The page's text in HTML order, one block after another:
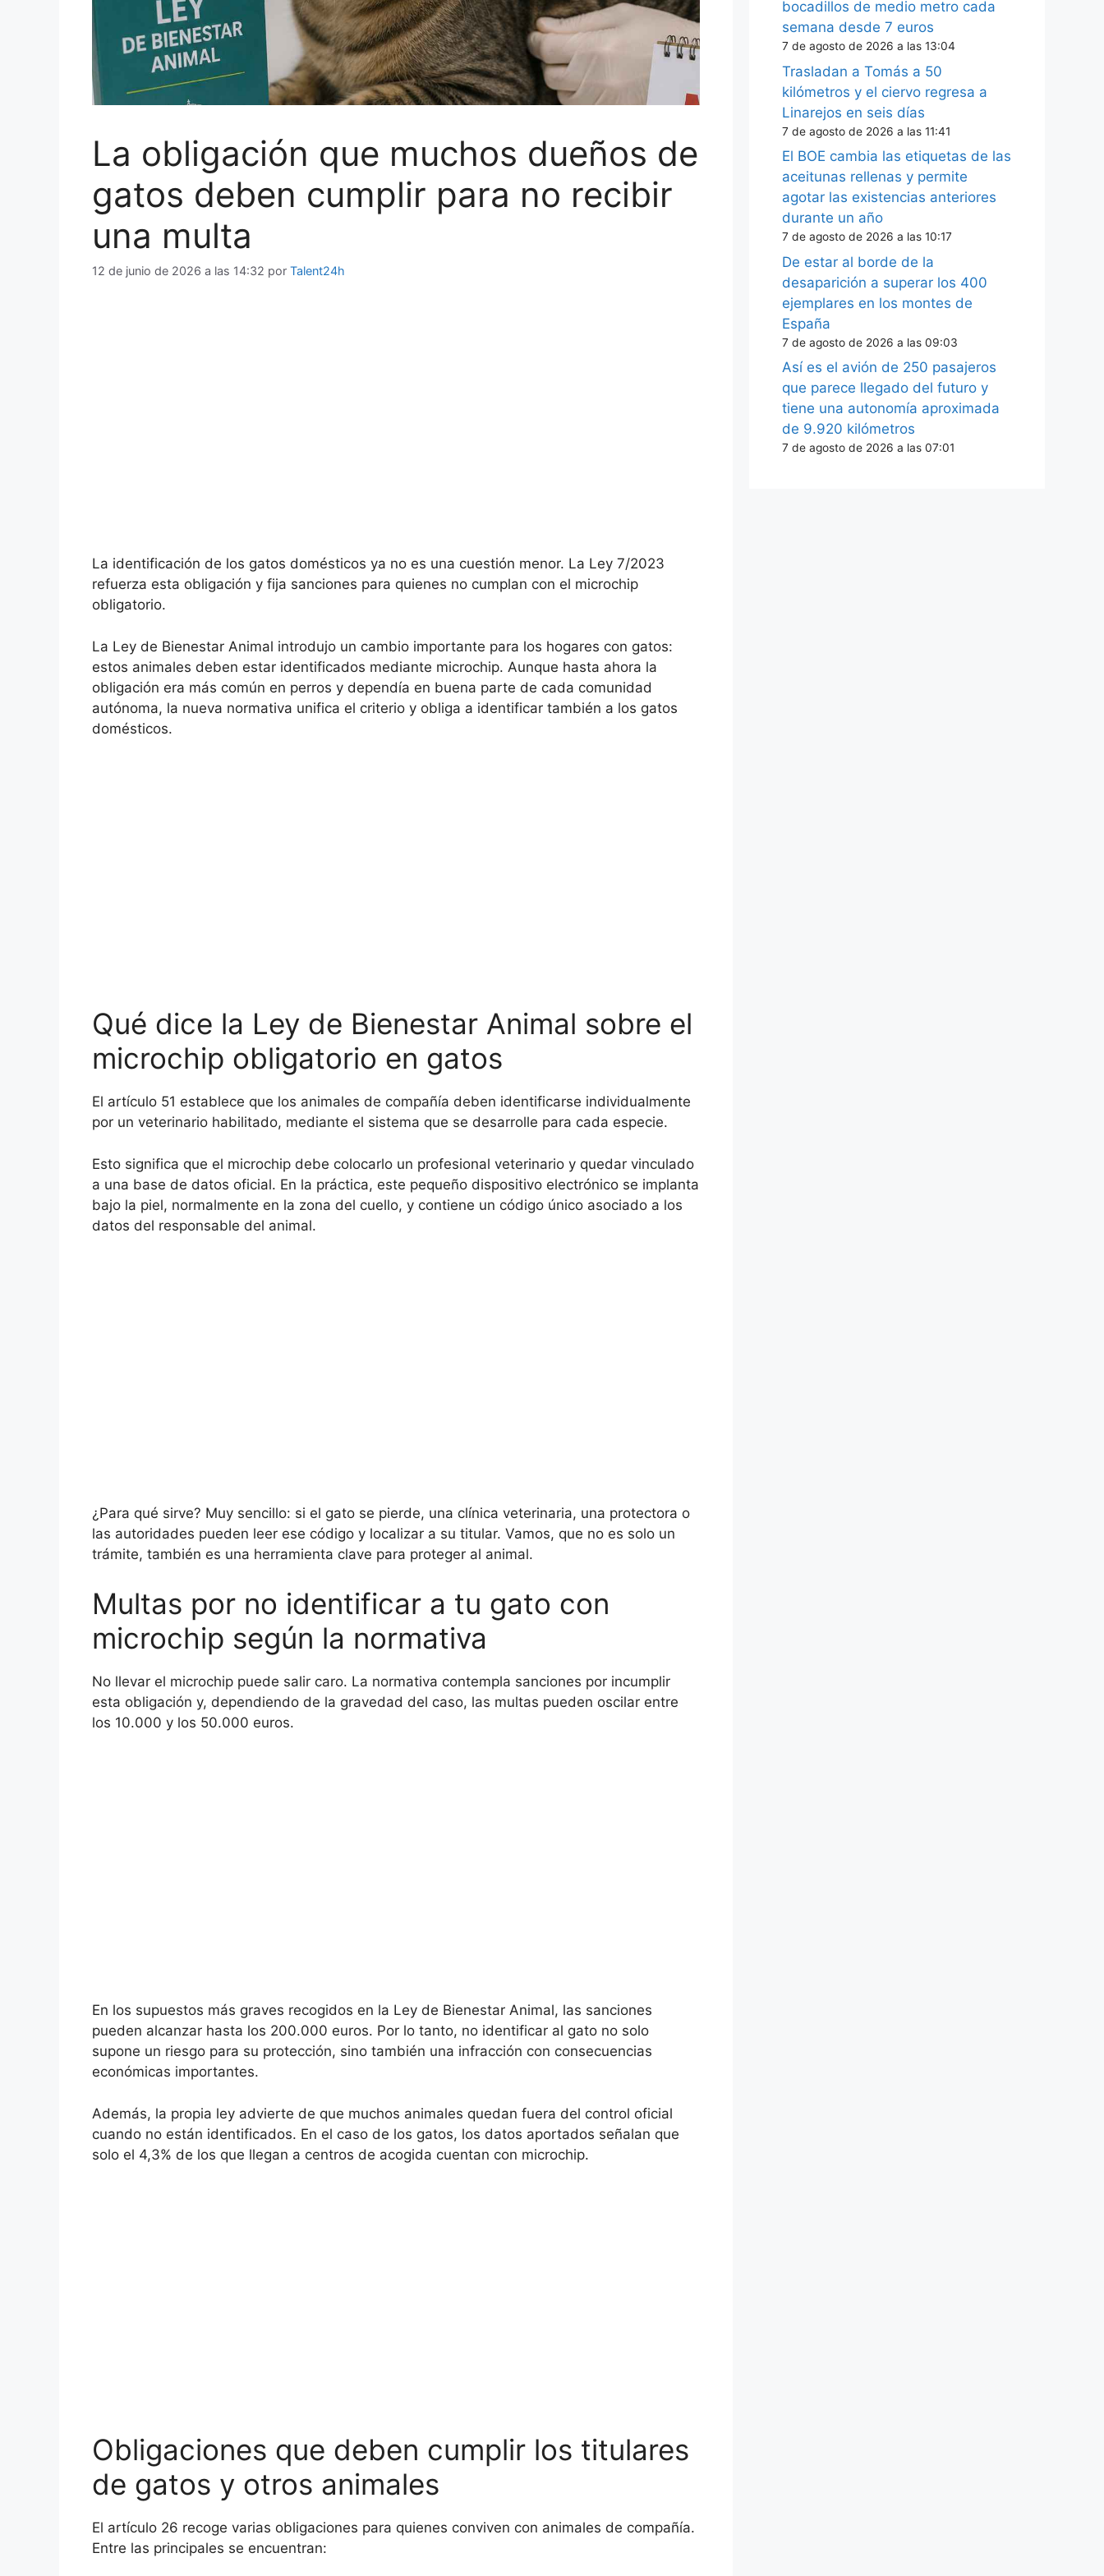
La obligación que muchos dueños de
gatos deben cumplir para no recibir
una multa
12 de junio de 2026 a las 14:32 por Talent24h
La identificación de los gatos domésticos ya no es una cuestión menor. La Ley 7/2023
refuerza esta obligación y fija sanciones para quienes no cumplan con el microchip
obligatorio.
La Ley de Bienestar Animal introdujo un cambio importante para los hogares con gatos:
estos animales deben estar identificados mediante microchip. Aunque hasta ahora la
obligación era más común en perros y dependía en buena parte de cada comunidad
autónoma, la nueva normativa unifica el criterio y obliga a identificar también a los gatos
domésticos.
Qué dice la Ley de Bienestar Animal sobre el
microchip obligatorio en gatos
El artículo 51 establece que los animales de compañía deben identificarse individualmente
por un veterinario habilitado, mediante el sistema que se desarrolle para cada especie.
Esto significa que el microchip debe colocarlo un profesional veterinario y quedar vinculado
a una base de datos oficial. En la práctica, este pequeño dispositivo electrónico se implanta
bajo la piel, normalmente en la zona del cuello, y contiene un código único asociado a los
datos del responsable del animal.
¿Para qué sirve? Muy sencillo: si el gato se pierde, una clínica veterinaria, una protectora o
las autoridades pueden leer ese código y localizar a su titular. Vamos, que no es solo un
trámite, también es una herramienta clave para proteger al animal.
Multas por no identificar a tu gato con
microchip según la normativa
No llevar el microchip puede salir caro. La normativa contempla sanciones por incumplir
esta obligación y, dependiendo de la gravedad del caso, las multas pueden oscilar entre
los 10.000 y los 50.000 euros.
En los supuestos más graves recogidos en la Ley de Bienestar Animal, las sanciones
pueden alcanzar hasta los 200.000 euros. Por lo tanto, no identificar al gato no solo
supone un riesgo para su protección, sino también una infracción con consecuencias
económicas importantes.
Además, la propia ley advierte de que muchos animales quedan fuera del control oficial
cuando no están identificados. En el caso de los gatos, los datos aportados señalan que
solo el 4,3% de los que llegan a centros de acogida cuentan con microchip.
Obligaciones que deben cumplir los titulares
de gatos y otros animales
El artículo 26 recoge varias obligaciones para quienes conviven con animales de compañía.
Entre las principales se encuentran:
bocadillos de medio metro cada
semana desde 7 euros
7 de agosto de 2026 a las 13:04
Trasladan a Tomás a 50
kilómetros y el ciervo regresa a
Linarejos en seis días
7 de agosto de 2026 a las 11:41
El BOE cambia las etiquetas de las
aceitunas rellenas y permite
agotar las existencias anteriores
durante un año
7 de agosto de 2026 a las 10:17
De estar al borde de la
desaparición a superar los 400
ejemplares en los montes de
España
7 de agosto de 2026 a las 09:03
Así es el avión de 250 pasajeros
que parece llegado del futuro y
tiene una autonomía aproximada
de 9.920 kilómetros
7 de agosto de 2026 a las 07:01